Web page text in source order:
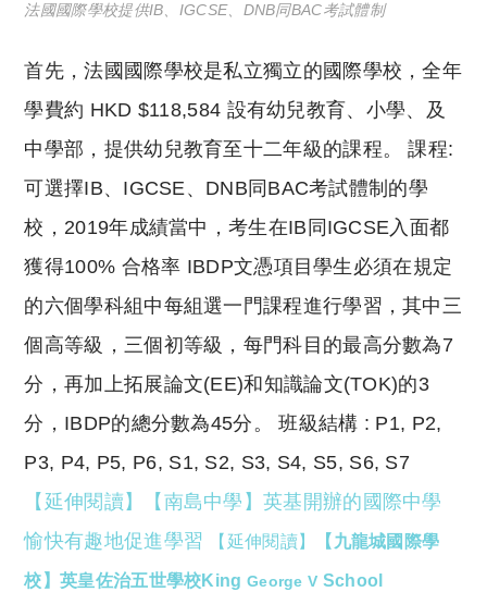
法國國際學校提供IB、IGCSE、DNB同BAC考試體制
首先，法國國際學校是私立獨立的國際學校，全年
學費約 HKD $118,584 設有幼兒教育、小學、及
中學部，提供幼兒教育至十二年級的課程。 課程:
可選擇IB、IGCSE、DNB同BAC考試體制的學
校，2019年成績當中，考生在IB同IGCSE入面都
獲得100% 合格率 IBDP文憑項目學生必須在規定
的六個學科組中每組選一門課程進行學習，其中三
個高等級，三個初等級，每門科目的最高分數為7
分，再加上拓展論文(EE)和知識論文(TOK)的3
分，IBDP的總分數為45分。 班級結構 : P1, P2,
P3, P4, P5, P6, S1, S2, S3, S4, S5, S6, S7
【延伸閱讀】【南島中學】英基開辦的國際中學
愉快有趣地促進學習
【延伸閱讀】 【九龍城國際學
校】英皇佐治五世學校King George V School